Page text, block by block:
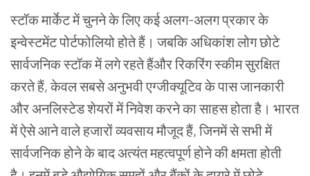
स्टॉक मार्केट में चुनने के लिए कई अलग-अलग प्रकार के
इन्वेस्टमेंट पोर्टफोलियो होते हैं। जबकि अधिकांश लोग छोटे
सार्वजनिक स्टॉक में लगे रहते हैंऔर रिकरिंग स्कीम सुरक्षित
करते हैं, केवल सबसे अनुभवी एग्जीक्यूटिव के पास जानकारी
और अनलिस्टेड शेयरों में निवेश करने का साहस होता है। भारत
में ऐसे आने वाले हजारों व्यवसाय मौजूद हैं, जिनमें से सभी में
सार्वजनिक होने के बाद अत्यंत महत्वपूर्ण होने की क्षमता होती